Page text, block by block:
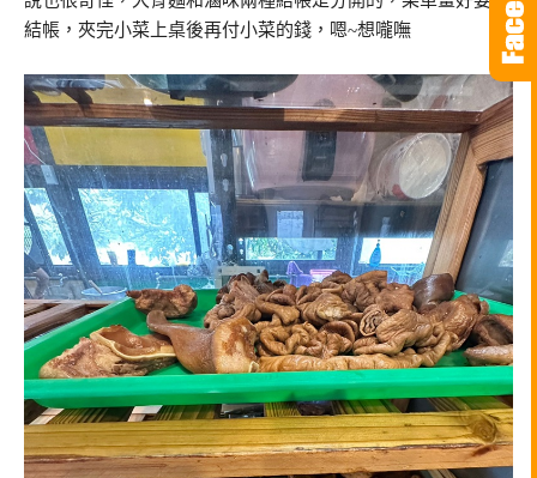
結帳，夾完小菜上桌後再付小菜的錢，嗯~想嚨嘸